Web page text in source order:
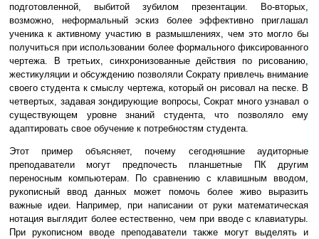
подготовленной, выбитой зубилом презентации. Во-вторых,
возможно, неформальный эскиз более эффективно приглашал
ученика к активному участию в размышлениях, чем это могло бы
получиться при использовании более формального фиксированного
чертежа. В третьих, синхронизованные действия по рисованию,
жестикуляции и обсуждению позволяли Сократу привлечь внимание
своего студента к смыслу чертежа, который он рисовал на песке. В
четвертых, задавая зондирующие вопросы, Сократ много узнавал о
существующем уровне знаний студента, что позволяло ему
адаптировать свое обучение к потребностям студента.
Этот пример объясняет, почему сегодняшние аудиторные
преподаватели могут предпочесть планшетные ПК другим
переносным компьютерам. По сравнению с клавишным вводом,
рукописный ввод данных может помочь более живо выразить
важные идеи. Например, при написании от руки математическая
нотация выглядит более естественно, чем при вводе с клавиатуры.
При рукописном вводе преподаватели также могут выделять и